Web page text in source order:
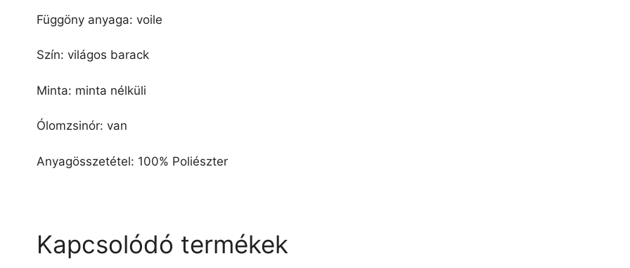
Függöny anyaga: voile
Szín: világos barack
Minta: minta nélküli
Ólomzsinór: van
Anyagösszetétel: 100% Poliészter
Kapcsolódó termékek